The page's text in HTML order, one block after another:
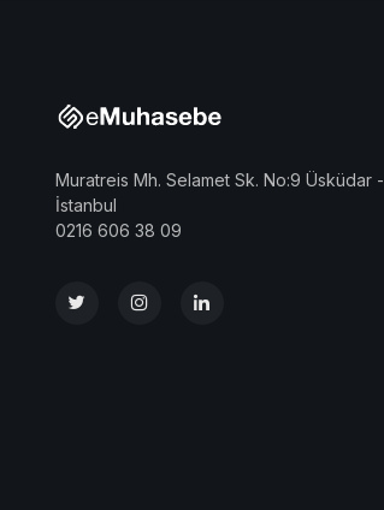
Muratreis Mh. Selamet Sk. No:9 Üsküdar -
İstanbul
0216 606 38 09